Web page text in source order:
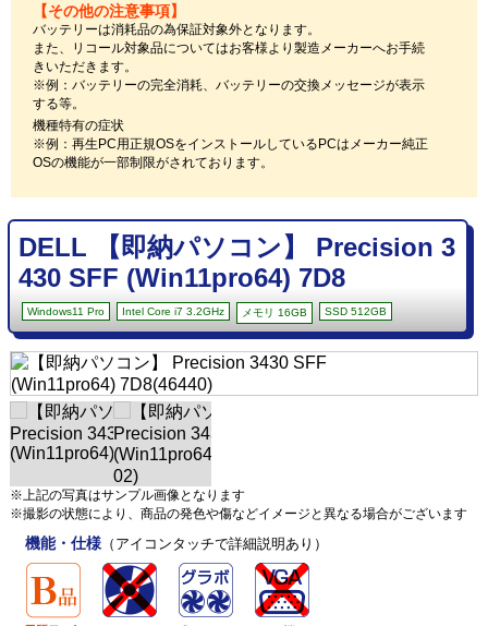
【その他の注意事項】
バッテリーは消耗品の為保証対象外となります。
また、リコール対象品についてはお客様より製造メーカーへお手続
きいただきます。
※例：バッテリーの完全消耗、バッテリーの交換メッセージが表示
する等。
機種特有の症状
※例：再生PC用正規OSをインストールしているPCはメーカー純正
OSの機能が一部制限がされております。
DELL 【即納パソコン】 Precision 3
430 SFF (Win11pro64) 7D8
Windows11 Pro Intel Core i7 3.2GHz メモリ 16GB SSD 512GB
※上記の写真はサンプル画像となります
※撮影の状態により、商品の発色や傷などイメージと異なる場合がございます
機能・仕様（アイコンタッチで詳細説明あり）